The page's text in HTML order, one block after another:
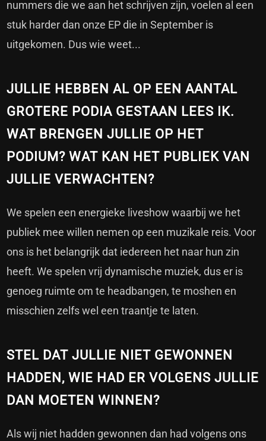
nummers die we aan het schrijven zijn, voelen al een
stuk harder dan onze EP die in September is
uitgekomen. Dus wie weet...
JULLIE HEBBEN AL OP EEN AANTAL
GROTERE PODIA GESTAAN LEES IK.
WAT BRENGEN JULLIE OP HET
PODIUM? WAT KAN HET PUBLIEK VAN
JULLIE VERWACHTEN?
We spelen een energieke liveshow waarbij we het
publiek mee willen nemen op een muzikale reis. Voor
ons is het belangrijk dat iedereen het naar hun zin
heeft. We spelen vrij dynamische muziek, dus er is
genoeg ruimte om te headbangen, te moshen en
misschien zelfs wel een traantje te laten.
STEL DAT JULLIE NIET GEWONNEN
HADDEN, WIE HAD ER VOLGENS JULLIE
DAN MOETEN WINNEN?
Als wij niet hadden gewonnen dan had volgens ons